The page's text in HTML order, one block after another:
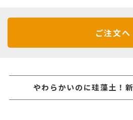
ご注文へ
やわらかいのに珪藻土！